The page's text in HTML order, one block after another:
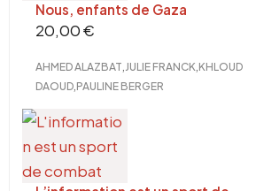
Nous, enfants de Gaza
20,00€
AHMED ALAZBAT JULIE FRANCK KHLOUD
DAOUD PAULINE BERGER